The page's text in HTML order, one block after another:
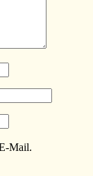
Mail.